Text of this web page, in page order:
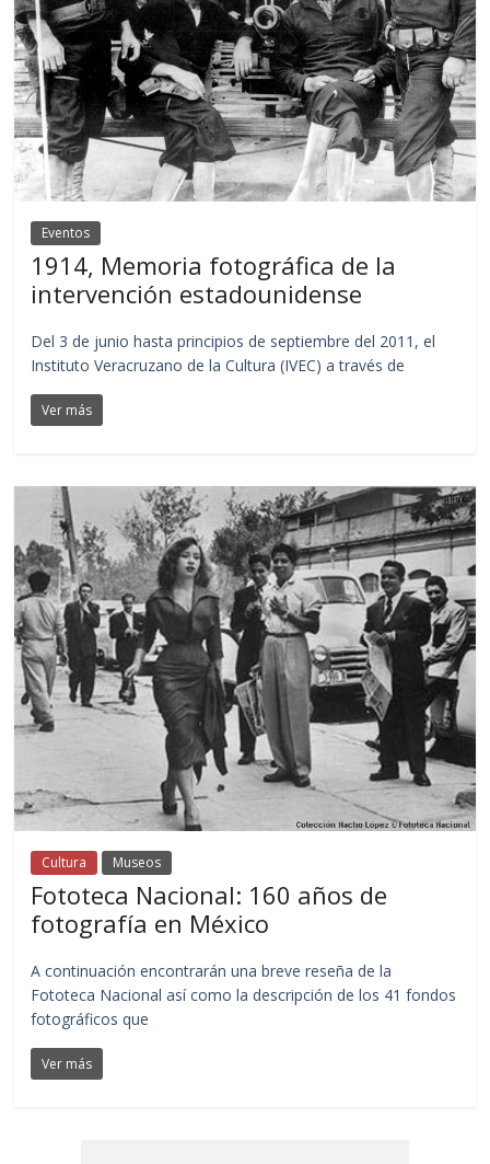
Eventos
1914, Memoria fotográfica de la
intervención estadounidense
Del 3 de junio hasta principios de septiembre del 2011, el
Instituto Veracruzano de la Cultura (IVEC) a través de
Ver más
Cultura Museos
Fototeca Nacional: 160 años de
fotografía en México
A continuación encontrarán una breve reseña de la
Fototeca Nacional así como la descripción de los 41 fondos
fotográficos que
Ver más